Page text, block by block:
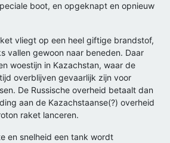
boot, en opgeknapt en opnieuw
vliegt op een heel giftige brandstof,
vallen gewoon naar beneden. Daar
woestijn in Kazachstan, waar de
overblijven gevaarlijk zijn voor
De Russische overheid betaalt dan
aan de Kazachstaanse(?) overheid
raket lanceren.
en snelheid een tank wordt